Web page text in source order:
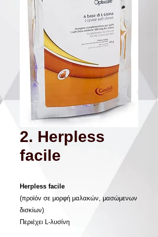
2. Herpless
facile
Herpless facile
(προϊόν σε μορφή μαλακών, μασώμενων
δισκίων)
Περιέχει L-λυσίνη